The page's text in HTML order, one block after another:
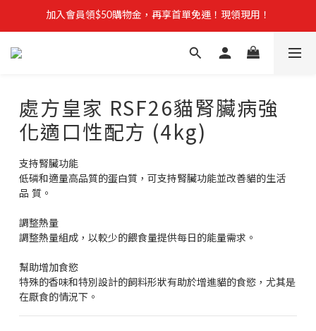
【安心聲明】 獸研所全品項未使用問題油品，點我看詳情 →
加入會員領$50購物金，再享首單免運！現領現用！
加入官方LINE，優惠不錯過！
處方皇家 RSF26貓腎臟病強
化適口性配方 (4kg)
支持腎臟功能
低磷和適量高品質的蛋白質，可支持腎臟功能並改善貓的生活
品 質。
調整熱量
調整熱量組成，以較少的餵食量提供每日的能量需求。
幫助增加食慾
特殊的香味和特別設計的飼料形狀有助於增進貓的食慾，尤其是
在厭食的情況下。